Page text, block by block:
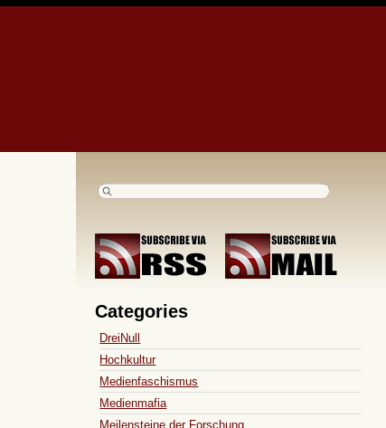
Categories
DreiNull
Hochkultur
Medienfaschismus
Medienmafia
Meilensteine der Forschung